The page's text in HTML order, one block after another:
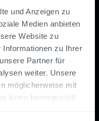
und Anzeigen zu
Medien anbieten
Website zu
Informationen zu Ihrer
Partner für
weiter. Unsere
möglicherweise mit
ihnen bereitgestellt
zum Team-
Hybrid